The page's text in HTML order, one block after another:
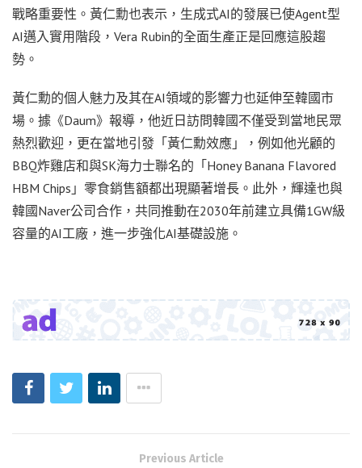
戰略重要性。黃仁勳也表示，生成式AI的發展已使Agent型
AI邁入實用階段，Vera Rubin的全面生產正是回應這股趨
勢。
黃仁勳的個人魅力及其在AI領域的影響力也延伸至韓國市
場。據《Daum》報導，他近日訪問韓國不僅受到當地民眾
熱烈歡迎，更在當地引發「黃仁勳效應」，例如他光顧的
BBQ炸雞店和與SK海力士聯名的「Honey Banana Flavored
HBM Chips」零食銷售額都出現顯著增長。此外，輝達也與
韓國Naver公司合作，共同推動在2030年前建立具備1GW級
容量的AI工廠，進一步強化AI基礎設施。
Previous Article